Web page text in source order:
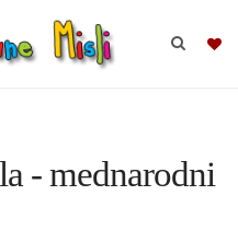
- mednarodni